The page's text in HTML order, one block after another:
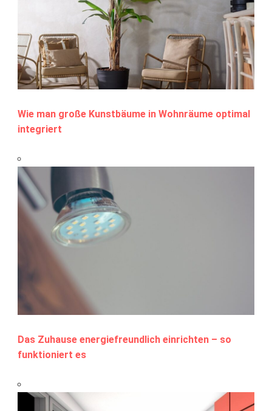
Wie man große Kunstbäume in Wohnräume optimal
integriert
Das Zuhause energiefreundlich einrichten – so
funktioniert es